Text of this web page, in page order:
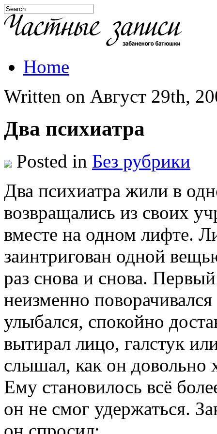
Home
Written on Август 29th,
Два психиатра
Posted in Без рубрики
Два психиатра жили в
возвращались из своих
вместе на одном лифте.
заинтригован одной
раз снова и снова.
неизменно
улыбался, спокойно
вытирал лицо, галстук
слышал, как он довольно
Ему становилось всё
он не смог удержаться.